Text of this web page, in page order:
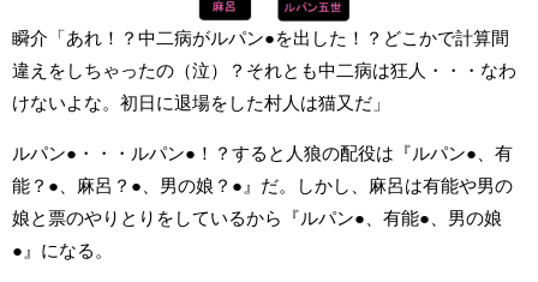
瞬介「あれ！？中二病がルパン●を出した！？どこかで計算間
違えをしちゃったの（泣）？それとも中二病は狂人・・・なわ
けないよな。初日に退場をした村人は猫又だ」
ルパン●・・・ルパン●！？すると人狼の配役は『ルパン●、有
能？●、麻呂？●、男の娘？●』だ。しかし、麻呂は有能や男の
娘と票のやりとりをしているから『ルパン●、有能●、男の娘
●』になる。